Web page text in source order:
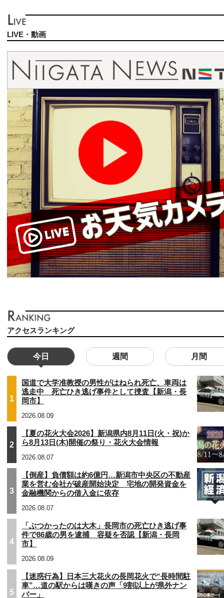
LIVE・動画
アクセスランキング
今日 週間 月間
1
国道で大学准教授の男性がはねられ死亡、車両は
逃走中 死亡ひき逃げ事件として捜査【新潟・長
岡市】
2026.08.09
2
【夏の花火大会2026】新潟県内8月11日(火・祝)か
ら8月13日(木)開催の祭り・花火大会情報
2026.08.07
3
【倒産】負債額は約6億円…新潟市中央区の不動産
業を営む会社が破産開始決定 宅地の開発資金を
金融機関からの借入金に依存
2026.08.07
4
「ぶつかったのは大木」長岡市の死亡ひき逃げ事
件で86歳の男を逮捕 容疑を否認【新潟・長岡
市】
2026.08.09
5
【迷惑行為】日本三大花火の長岡花火で“長時間駐
車”…道の駅からは嘆きの声「9割以上が県外ナン
バー」